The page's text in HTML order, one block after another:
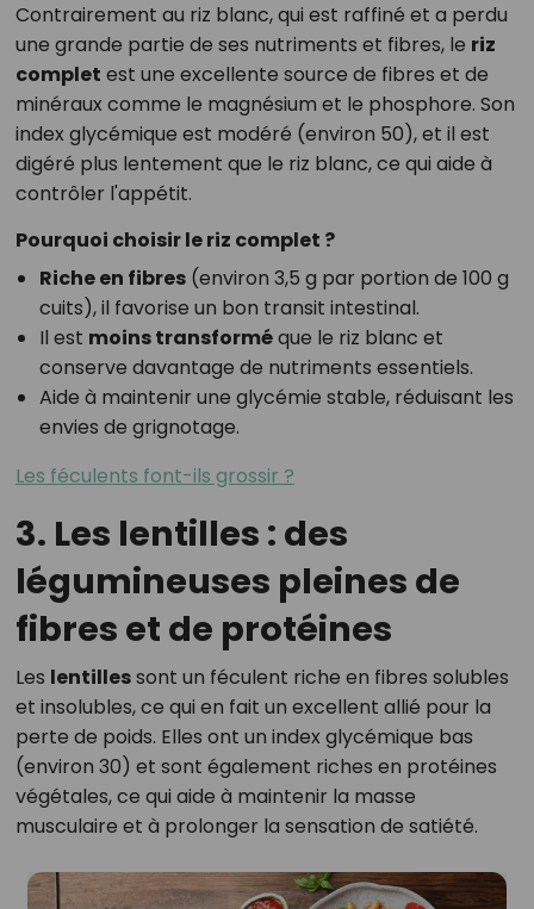
Contrairement au riz blanc, qui est raffiné et a perdu
une grande partie de ses nutriments et fibres, le riz
complet est une excellente source de fibres et de
minéraux comme le magnésium et le phosphore. Son
index glycémique est modéré (environ 50), et il est
digéré plus lentement que le riz blanc, ce qui aide à
contrôler l'appétit.
Pourquoi choisir le riz complet ?
Riche en fibres(environ 3,5 g par portion de 100 g
cuits), il favorise un bon transit intestinal.
Il est moins transforméque le riz blanc et
conserve davantage de nutriments essentiels.
Aide à maintenir une glycémie stable, réduisant les
envies de grignotage.
Les féculents font-ils grossir ?
3. Les lentilles : des
légumineuses pleines de
fibres et de protéines
Les lentillessont un féculent riche en fibres solubles
et insolubles, ce qui en fait un excellent allié pour la
perte de poids. Elles ont un index glycémique bas
(environ 30) et sont également riches en protéines
végétales, ce qui aide à maintenir la masse
musculaire et à prolonger la sensation de satiété.